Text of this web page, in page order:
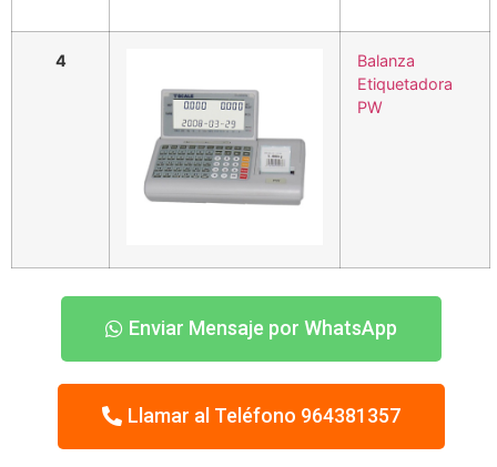
4
Balanza
Etiquetadora
PW
Enviar Mensaje por WhatsApp
Llamar al Teléfono 964381357